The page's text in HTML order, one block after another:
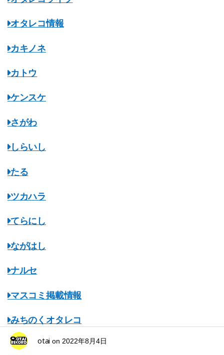
オタレコ情報
カキノネ
カトウ
ケンスケ
さがわ
しらいし
たる
ツカハラ
てらにし
ながはし
ナルセ
マスコミ掲載情報
みちのくオタレコ
ミノル otai on 2022年8月4日